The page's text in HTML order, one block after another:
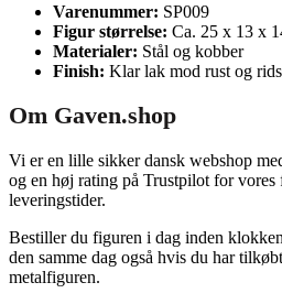
Varenummer: SP009
Figur størrelse: Ca. 25 x 13 x
Materialer: Stål og kobber
Finish: Klar lak mod rust og
Om Gaven.shop
Vi er en lille sikker dansk webshop
og en høj rating på Trustpilot for
leveringstider.
Bestiller du figuren i dag inden
den samme dag også hvis du har
metalfiguren.